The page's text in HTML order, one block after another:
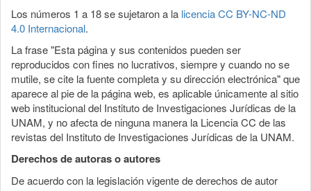
Los números 1 a 18 se sujetaron a la licencia CC BY-NC-ND
4.0 Internacional.
La frase "Esta página y sus contenidos pueden ser
reproducidos con fines no lucrativos, siempre y cuando no se
mutile, se cite la fuente completa y su dirección electrónica" que
aparece al pie de la página web, es aplicable únicamente al sitio
web institucional del Instituto de Investigaciones Jurídicas de la
UNAM, y no afecta de ninguna manera la Licencia CC de las
revistas del Instituto de Investigaciones Jurídicas de la UNAM.
Derechos de autoras o autores
De acuerdo con la legislación vigente de derechos de autor